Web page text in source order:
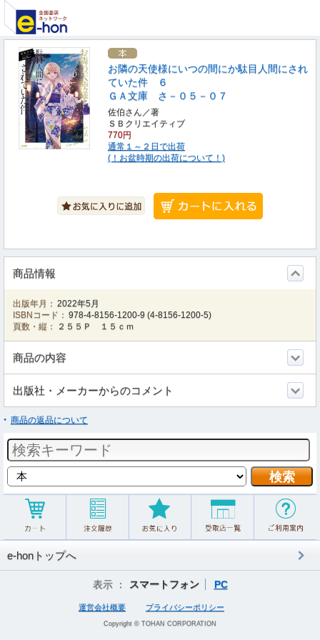
お隣の天使様にいつの間にか駄目人間にされ
ていた件 ６
ＧＡ文庫 さ－０５－０７
佐伯さん／著
ＳＢクリエイティブ
770円
通常１～２日で出荷
(！お盆時期の出荷について！)
商品情報
出版年月： 2022年5月
ISBNコード： 978-4-8156-1200-9 (4-8156-1200-5)
頁数・縦：
２５５Ｐ １５ｃｍ
商品の内容
出版社・メーカーからのコメント
商品の返品について
e-honトップへ
表示 ： スマートフォン PC
運営会社概要 プライバシーポリシー
Copyright © TOHAN CORPORATION